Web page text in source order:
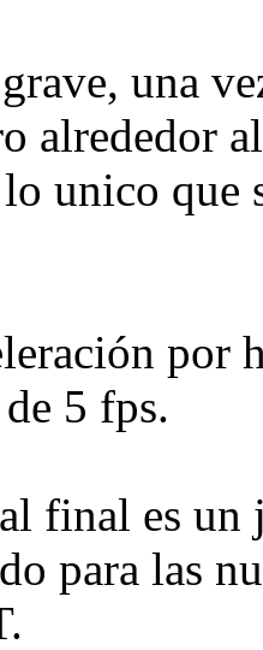
una
alrededor
unico que
por
5 fps.
final es un
para las